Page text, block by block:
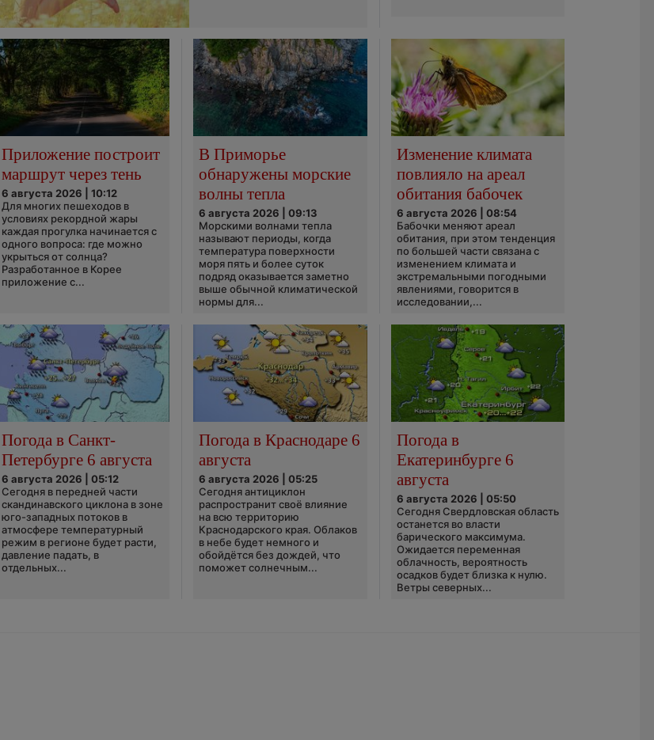
Приложение построит
маршрут через тень
6 августа 2026 | 10:12
Для многих пешеходов в
условиях рекордной жары
каждая прогулка начинается с
одного вопроса: где можно
укрыться от солнца?
Разработанное в Корее
приложение с...
В Приморье
обнаружены морские
волны тепла
6 августа 2026 | 09:13
Морскими волнами тепла
называют периоды, когда
температура поверхности
моря пять и более суток
подряд оказывается заметно
выше обычной климатической
нормы для...
Изменение климата
повлияло на ареал
обитания бабочек
6 августа 2026 | 08:54
Бабочки меняют ареал
обитания, при этом тенденция
по большей части связана с
изменением климата и
экстремальными погодными
явлениями, говорится в
исследовании,...
Погода в Санкт-
Петербурге 6 августа
6 августа 2026 | 05:12
Сегодня в передней части
скандинавского циклона в зоне
юго-западных потоков в
атмосфере температурный
режим в регионе будет расти,
давление падать, в
отдельных...
Погода в Краснодаре 6
августа
6 августа 2026 | 05:25
Сегодня антициклон
распространит своё влияние
на всю территорию
Краснодарского края. Облаков
в небе будет немного и
обойдётся без дождей, что
поможет солнечным...
Погода в
Екатеринбурге 6
августа
6 августа 2026 | 05:50
Сегодня Свердловская область
останется во власти
барического максимума.
Ожидается переменная
облачность, вероятность
осадков будет близка к нулю.
Ветры северных...